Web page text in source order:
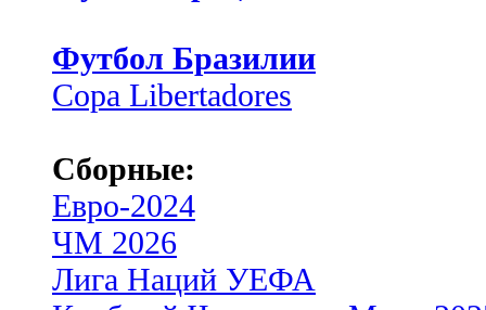
Футбол Бразилии
Copa Libertadores
Сборные:
Евро-2024
ЧМ 2026
Лига Наций УЕФА